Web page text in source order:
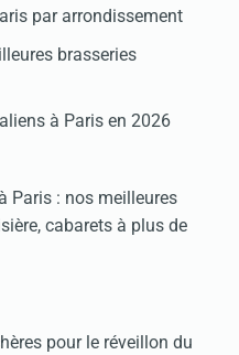
par arrondissement
brasseries
à Paris en 2026
Paris : nos meilleures
cabarets à plus de
pour le réveillon du